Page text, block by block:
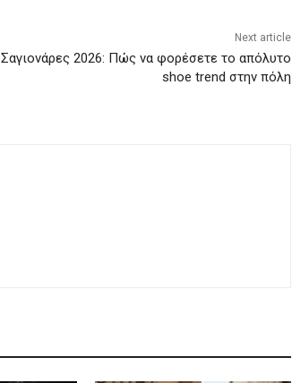
Next article
Σαγιονάρες 2026: Πώς να φορέσετε το απόλυτο
shoe trend στην πόλη